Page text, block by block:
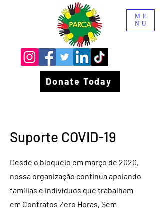
Donate Today
ME
NU
Suporte COVID-19
Desde o bloqueio em março de 2020,
nossa organização continua apoiando
famílias e indivíduos que trabalham
em Contratos Zero Horas, Sem